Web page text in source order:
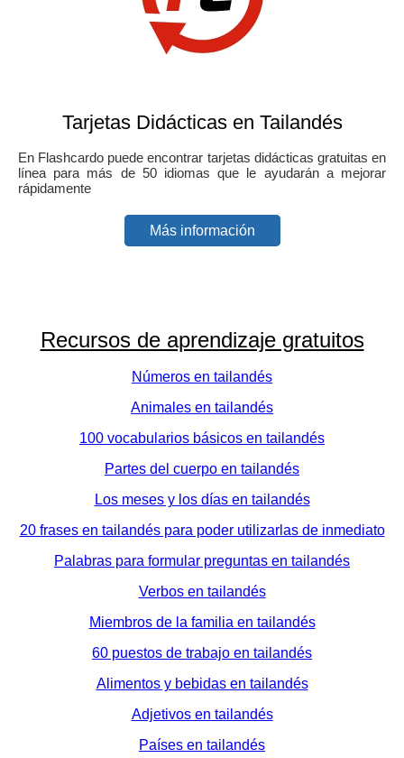
Tarjetas Didácticas en Tailandés
En Flashcardo puede encontrar tarjetas didácticas gratuitas en
línea para más de 50 idiomas que le ayudarán a mejorar
rápidamente
Más información
Recursos de aprendizaje gratuitos
Números en tailandés
Animales en tailandés
100 vocabularios básicos en tailandés
Partes del cuerpo en tailandés
Los meses y los días en tailandés
20 frases en tailandés para poder utilizarlas de inmediato
Palabras para formular preguntas en tailandés
Verbos en tailandés
Miembros de la familia en tailandés
60 puestos de trabajo en tailandés
Alimentos y bebidas en tailandés
Adjetivos en tailandés
Países en tailandés